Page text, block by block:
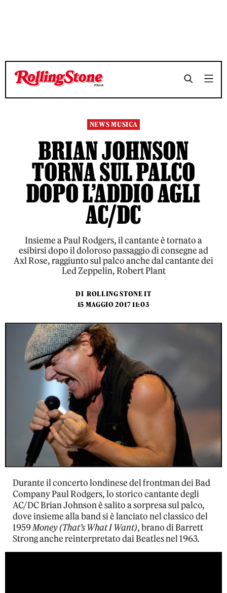
TEMPO DI LETTURA 3 MINUTI SHARE
TEMPO DI LETTURA 3 MINUTI SHARE
NEWS MUSICA
BRIAN JOHNSON
TORNA SUL PALCO
DOPO L’ADDIO AGLI
AC/DC
Insieme a Paul Rodgers, il cantante è tornato a
esibirsi dopo il doloroso passaggio di consegne ad
Axl Rose, raggiunto sul palco anche dal cantante dei
Led Zeppelin, Robert Plant
DI ROLLING STONE IT
15 MAGGIO 2017 11:03
Durante il concerto londinese del frontman dei Bad
Company Paul Rodgers, lo storico cantante degli
AC/DC Brian Johnson è salito a sorpresa sul palco,
dove insieme alla band si è lanciato nel classico del
1959Money (That’s What I Want), brano di Barrett
Strong anche reinterpretato dai Beatles nel 1963.